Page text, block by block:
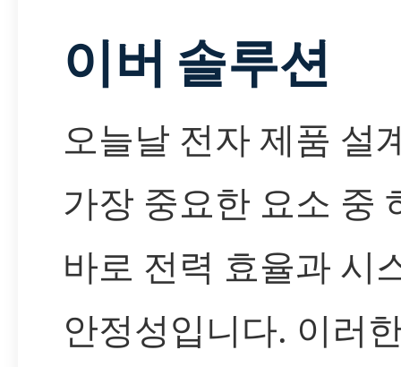
이버 솔루션
오늘날 전자 제품 설
가장 중요한 요소 중
바로 전력 효율과 시
안정성입니다. 이러